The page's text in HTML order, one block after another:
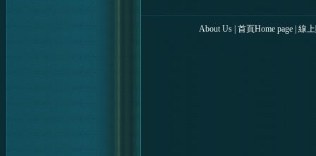
About Us| 首頁Home page| 線上